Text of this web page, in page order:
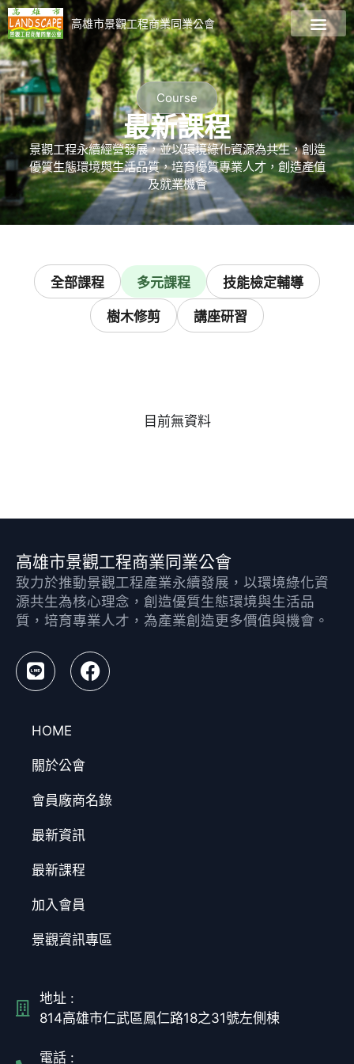
高雄市景觀工程商業同業公會
Course
最新課程
景觀工程永續經營發展，並以環境綠化資源為共生，創造
優質生態環境與生活品質，培育優質專業人才，創造產值
及就業機會
多元課程 技能檢定輔導
樹⽊修剪 講座研習
全部課程
目前無資料
高雄市景觀工程商業同業公會
致力於推動景觀工程產業永續發展，以環境綠化資
源共生為核心理念，創造優質生態環境與生活品
質，培育專業人才，為產業創造更多價值與機會。
HOME
關於公會
會員廠商名錄
最新資訊
最新課程
加入會員
景觀資訊專區
地址 :
814高雄市仁武區鳳仁路18之31號左側棟
電話 :